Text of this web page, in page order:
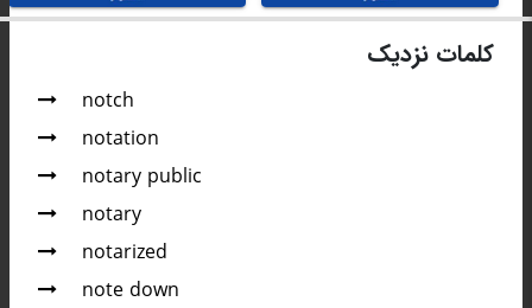
کلمات نزدیک
notch
notation
notary public
notary
notarized
note down